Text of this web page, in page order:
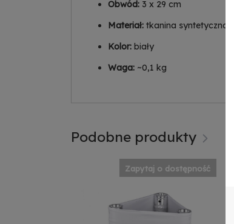
Obwód: 3 x 29 cm
Materiał: tkanina syntetyczna
Kolor: biały
Waga: ~0,1 kg
Podobne produkty
Zapytaj o dostępność